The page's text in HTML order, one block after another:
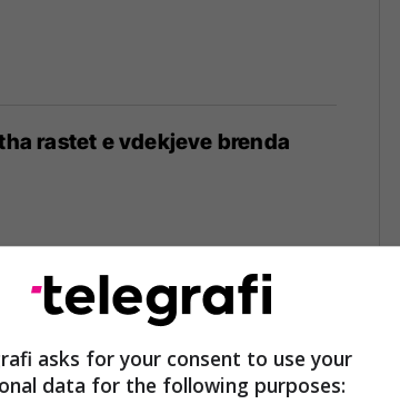
rastet e vdekjeve brenda
i lindjeve bie me 20 për qind
asks for your consent to use your
data for the following purposes: